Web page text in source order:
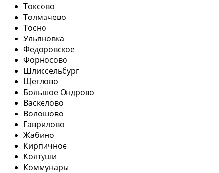
Токсово
Толмачево
Тосно
Ульяновка
Федоровское
Форносово
Шлиссельбург
Щеглово
Большое Ондрово
Васкелово
Волошово
Гаврилово
Жабино
Кирпичное
Колтуши
Коммунары